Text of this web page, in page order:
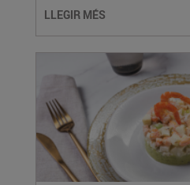
LLEGIR MÉS